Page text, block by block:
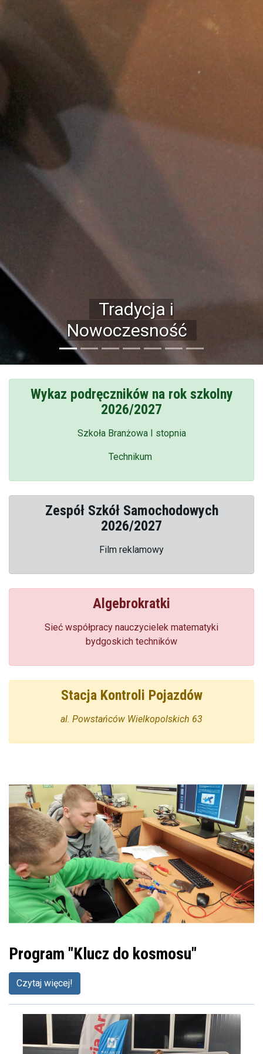
Bogata baza
dydaktyczna
Wykaz podręczników na rok szkolny
2026/2027
Szkoła Branżowa I stopnia
Technikum
Zespół Szkół Samochodowych
2026/2027
Film reklamowy
Algebrokratki
Sieć współpracy nauczycielek matematyki
bydgoskich techników
Stacja Kontroli Pojazdów
al. Powstańców Wielkopolskich 63
Program "Klucz do kosmosu"
Czytaj więcej!